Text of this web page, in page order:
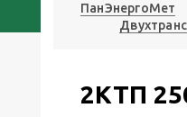
ПанЭнергоМет
2КТП